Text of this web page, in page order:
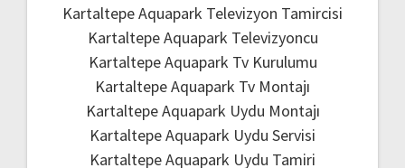
Kartaltepe Aquapark Televizyon Tamircisi
Kartaltepe Aquapark Televizyoncu
Kartaltepe Aquapark Tv Kurulumu
Kartaltepe Aquapark Tv Montajı
Kartaltepe Aquapark Uydu Montajı
Kartaltepe Aquapark Uydu Servisi
Kartaltepe Aquapark Uydu Tamiri